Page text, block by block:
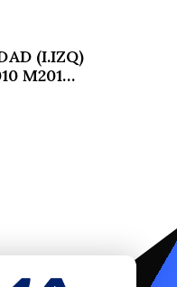
(I.IZQ)
M201